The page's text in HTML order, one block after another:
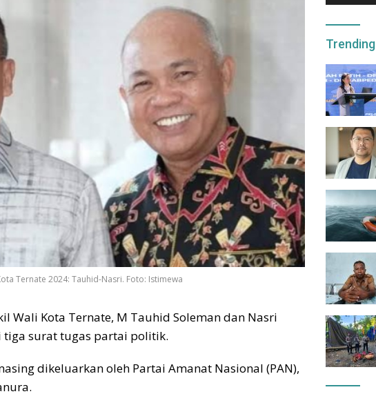
Ternate 2024: Tauhid-Nasri. Foto: Istimewa
Wali Kota Ternate, M Tauhid Soleman dan Nasri
surat tugas partai politik.
dikeluarkan oleh Partai Amanat Nasional (PAN),
Trending